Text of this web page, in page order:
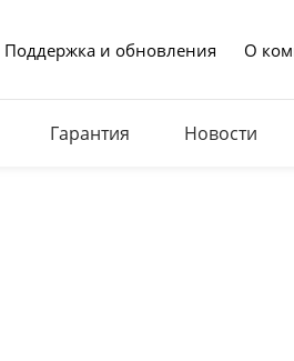
Поддержка и обновления О
Гарантия Новости